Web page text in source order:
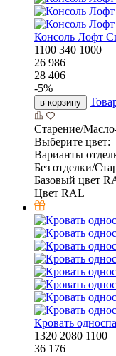
Консоль Лофт
1100 340 1000
26 986
28 406
-5%
в корзину
Старение/
Выберите цвет:
Варианты
Без отделки/
Базовый цвет
Цвет RAL+
Кровать
1320 2080 1100
36 176